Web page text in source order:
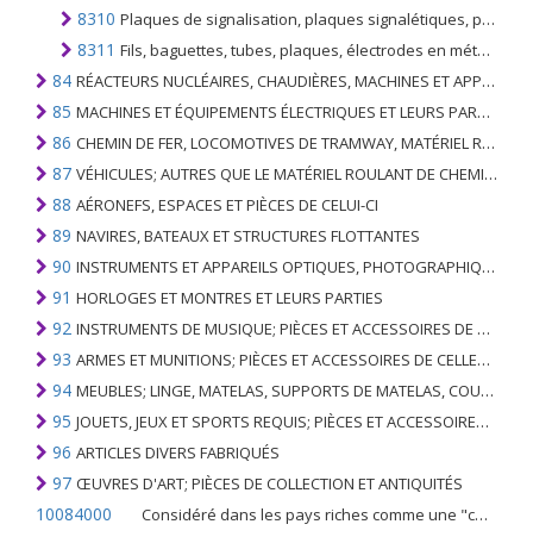
8310 Plaques de signalisation, plaques signalétiques, plaques signalétiques et plaques similaires, numéros, lettres et autres symboles, en métaux communs, à l'exclusion de ceux du no. 9405
8311 Fils, baguettes, tubes, plaques, électrodes en métaux communs ou en carbures métalliques; des types utilisés pour le brasage, le brasage, le soudage; fils et baguettes pour la pulvérisation de métal
84 RÉACTEURS NUCLÉAIRES, CHAUDIÈRES, MACHINES ET APPAREILS MÉCANIQUES; PARTIES DE CELLES-CI
85 MACHINES ET ÉQUIPEMENTS ÉLECTRIQUES ET LEURS PARTIES; ENREGISTREURS ET REPRODUCTEURS SONORES; APPAREILS D'ENREGISTREMENT OU DE REPRODUCTION DES IMAGES ET DU SON EN TÉLÉVISION, PIÈCES ET ACCESSOIRES DE TELS ARTICLES
86 CHEMIN DE FER, LOCOMOTIVES DE TRAMWAY, MATÉRIEL ROULANT ET LEURS PARTIES; RACCORDS DE CHEMIN DE FER OU DE TRAMWAY ET RACCORDS ET PIÈCES DE CELLES-CI; ÉQUIPEMENT DE SIGNALISATION DE TRAFIC MÉCANIQUE (Y COMPRIS ÉLECTRO-MÉCANIQUE) DE TOUS TYPES
87 VÉHICULES; AUTRES QUE LE MATÉRIEL ROULANT DE CHEMIN DE FER OU DE TRAMWAY, ET LEURS PIÈCES ET ACCESSOIRES
88 AÉRONEFS, ESPACES ET PIÈCES DE CELUI-CI
89 NAVIRES, BATEAUX ET STRUCTURES FLOTTANTES
90 INSTRUMENTS ET APPAREILS OPTIQUES, PHOTOGRAPHIQUES, CINÉMATOGRAPHIQUES, DE MESURE, DE CONTRÔLE, DE MÉDECINE OU DE CHIRURGIE; PIÈCES ET ACCESSOIRES
91 HORLOGES ET MONTRES ET LEURS PARTIES
92 INSTRUMENTS DE MUSIQUE; PIÈCES ET ACCESSOIRES DE TELS ARTICLES
93 ARMES ET MUNITIONS; PIÈCES ET ACCESSOIRES DE CELLES-CI
94 MEUBLES; LINGE, MATELAS, SUPPORTS DE MATELAS, COUSSINS ET AMEUBLEMENT SIMILAIRE FARCI; LAMPES ET RACCORDS D'ÉCLAIRAGE, N.E.C .; SIGNES LUMINEUSES, PLAQUES DE NOMS LUMINEUSES ET SIMILAIRES; BÂTIMENTS PRÉFABRIQUÉS
95 JOUETS, JEUX ET SPORTS REQUIS; PIÈCES ET ACCESSOIRES DE CELLES-CI
96 ARTICLES DIVERS FABRIQUÉS
97 ŒUVRES D'ART; PIÈCES DE COLLECTION ET ANTIQUITÉS
10084000 Considéré dans les pays riches comme une "céréale mineure", le fonio blanc est une graminée de la famille des poaceae cultivée pour ses graines dans certaines régions d'Afrique.